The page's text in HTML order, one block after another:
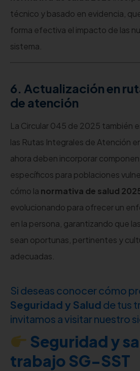
técnico y basado en evidencia,
forma efectiva el impacto de las
sistema.
6. Actualización en
de atención
La Circular 045 de 2025 también
las Rutas Integrales de Atención
ahora deben incorporar
específicos para poblaciones
cómo la normativa de salud
evolucionando para ofrecer un
en la persona, garantizando que
sean oportunas, pertinentes y
adecuadas.
Si deseas conocer cómo
Seguridad y Salud de tus
invitamos a visitar nuestro
Seguridad y
trabajo SG-SST